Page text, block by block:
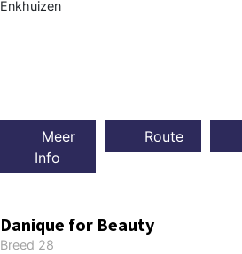
Enkhuizen
Meer
Info
Route
Danique for Beauty
Breed 28